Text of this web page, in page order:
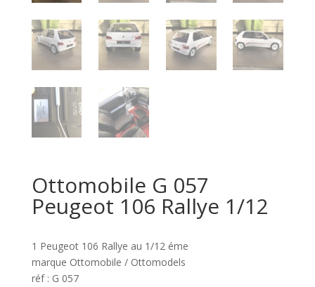
Ottomobile G 057
Peugeot 106 Rallye 1/12
1 Peugeot 106 Rallye au 1/12 éme
marque Ottomobile / Ottomodels
réf : G 057